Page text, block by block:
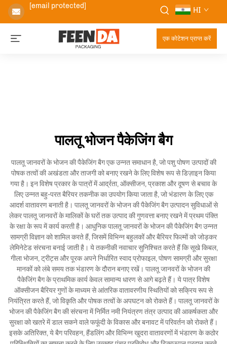
[email protected] HI
एक कोटेशन प्राप्त करें
पालतू भोजन पैकेजिंग बैग
पालतू जानवरों के भोजन की पैकेजिंग बैग एक उन्नत समाधान है, जो पशु पोषण उत्पादों की
पोषक तत्वों की अखंडता और ताजगी को बनाए रखने के लिए विशेष रूप से डिज़ाइन किया
गया है। इन विशेष प्रकार के पात्रों में आर्द्रता, ऑक्सीजन, प्रकाश और दूषण से बचाव के
लिए उन्नत बहु-परत बैरियर तकनीक का उपयोग किया जाता है, जो भंडारण के लिए एक
आदर्श वातावरण बनाती है। पालतू जानवरों के भोजन की पैकेजिंग बैग उत्पादन सुविधाओं से
लेकर पालतू जानवरों के मालिकों के घरों तक उत्पाद की गुणवत्ता बनाए रखने में प्रथम पंक्ति
के रक्षा के रूप में कार्य करती है। आधुनिक पालतू जानवरों के भोजन की पैकेजिंग बैग उन्नत
सामग्री विज्ञान को शामिल करते हैं, जिसमें विभिन्न बहुलकों और बैरियर फिल्मों को जोड़कर
लेमिनेटेड संरचना बनाई जाती है। ये तकनीकी नवाचार सुनिश्चित करते हैं कि सूखे किबल,
गीला भोजन, ट्रीट्स और पूरक अपने निर्धारित स्वाद प्रोफाइल, पोषण सामग्री और सुरक्षा
मानकों को लंबे समय तक भंडारण के दौरान बनाए रखें। पालतू जानवरों के भोजन की
पैकेजिंग बैग के प्राथमिक कार्य केवल सामान्य धारण से आगे बढ़ते हैं। ये पात्र विशेष
ऑक्सीजन बैरियर गुणों के माध्यम से आंतरिक वातावरणीय स्थितियों को सक्रिय रूप से
नियंत्रित करते हैं, जो विकृति और पोषक तत्वों के अपघटन को रोकते हैं। पालतू जानवरों के
भोजन की पैकेजिंग बैग की संरचना में निर्मित नमी नियंत्रण तंत्र उत्पाद की आकर्षकता और
सुरक्षा को खतरे में डाल सकने वाले फफूंदी के विकास और बनावट में परिवर्तन को रोकते हैं।
इसके अतिरिक्त, ये बैग परिवहन, हैंडलिंग और विभिन्न खुदरा वातावरणों में भंडारण के कठोर